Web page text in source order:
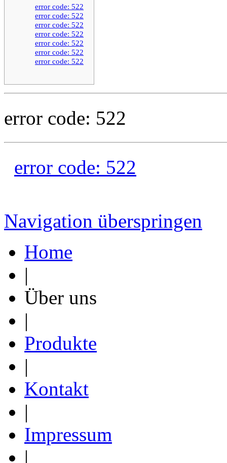
error code: 522
error code: 522
error code: 522
error code: 522
error code: 522
error code: 522
error code: 522
error code: 522
error code: 522
Navigation überspringen
Home
|
Über uns
|
Produkte
|
Kontakt
|
Impressum
|